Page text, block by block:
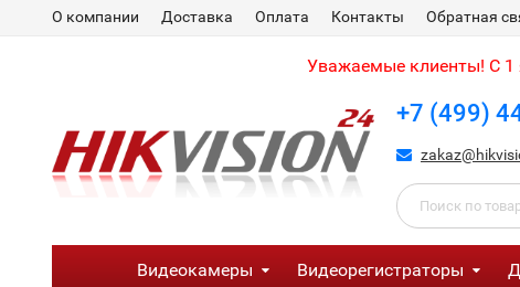
О компании Доставка Оплата Контакты Обратная
Уважаемые клиенты! С 1
+7 (499)
Видеокамеры Видеорегистраторы